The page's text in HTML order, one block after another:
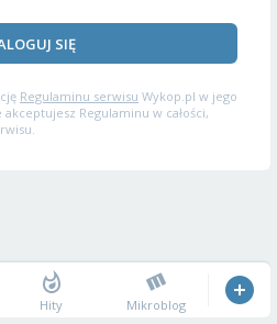
SIĘ
Regulaminu serwisu Wykop.pl w jego
Regulaminu w całości,
Hity Mikroblog